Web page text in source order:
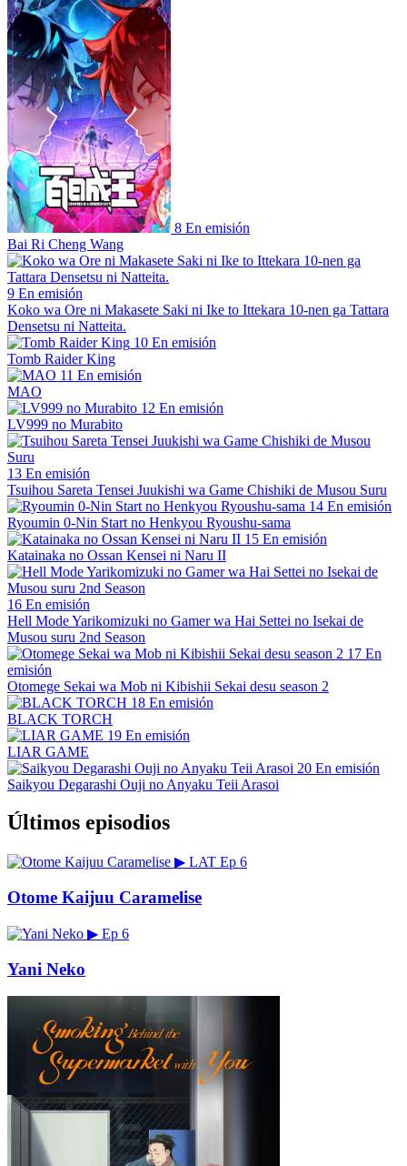
8 En emisión
Bai Ri Cheng Wang
9 En emisión
Koko wa Ore ni Makasete Saki ni Ike to Ittekara 10-nen ga Tattara
Densetsu ni Natteita.
10 En emisión
Tomb Raider King
11 En emisión
MAO
12 En emisión
LV999 no Murabito
13 En emisión
Tsuihou Sareta Tensei Juukishi wa Game Chishiki de Musou Suru
14 En emisión
Ryoumin 0-Nin Start no Henkyou Ryoushu-sama
15 En emisión
Katainaka no Ossan Kensei ni Naru II
16 En emisión
Hell Mode Yarikomizuki no Gamer wa Hai Settei no Isekai de
Musou suru 2nd Season
17 En
emisión
Otomege Sekai wa Mob ni Kibishii Sekai desu season 2
18 En emisión
BLACK TORCH
19 En emisión
LIAR GAME
20 En emisión
Saikyou Degarashi Ouji no Anyaku Teii Arasoi
Últimos episodios
▶ LAT Ep 6
Otome Kaijuu Caramelise
▶ Ep 6
Yani Neko